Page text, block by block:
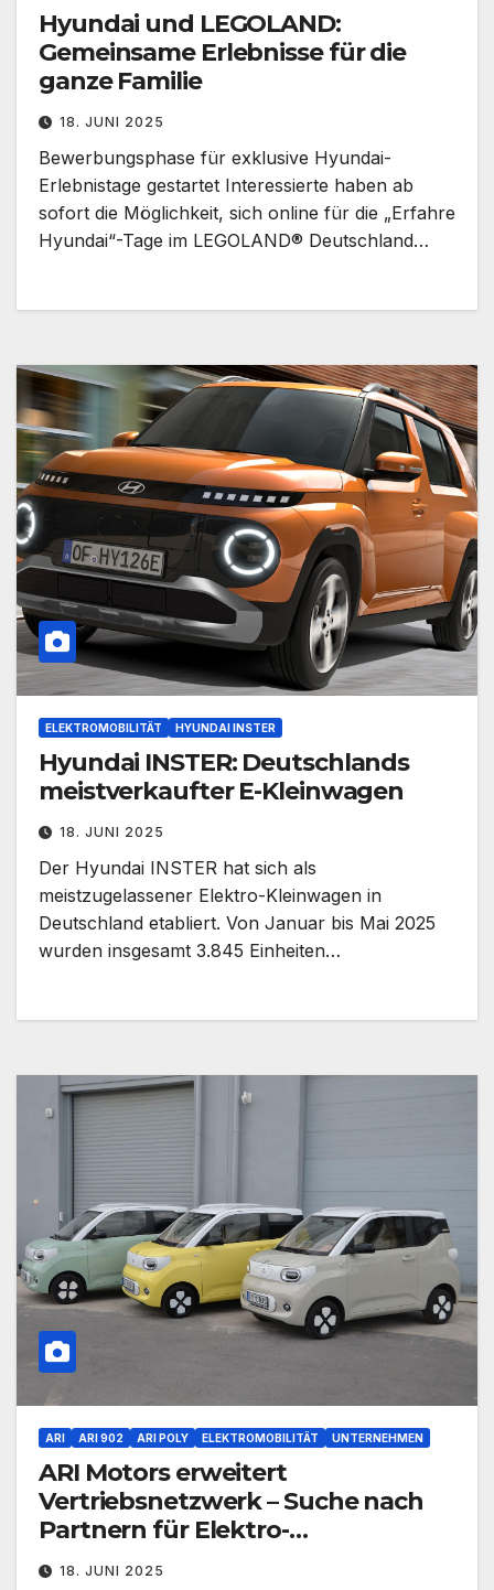
Hyundai und LEGOLAND:
Gemeinsame Erlebnisse für die
ganze Familie
18. JUNI 2025
Bewerbungsphase für exklusive Hyundai-
Erlebnistage gestartet Interessierte haben ab
sofort die Möglichkeit, sich online für die „Erfahre
Hyundai“-Tage im LEGOLAND® Deutschland…
ELEKTROMOBILITÄT HYUNDAI INSTER
Hyundai INSTER: Deutschlands
meistverkaufter E-Kleinwagen
18. JUNI 2025
Der Hyundai INSTER hat sich als
meistzugelassener Elektro-Kleinwagen in
Deutschland etabliert. Von Januar bis Mai 2025
wurden insgesamt 3.845 Einheiten…
ARI ARI 902 ARI POLY ELEKTROMOBILITÄT UNTERNEHMEN
ARI Motors erweitert
Vertriebsnetzwerk – Suche nach
Partnern für Elektro-
Nutzfahrzeuge
18. JUNI 2025